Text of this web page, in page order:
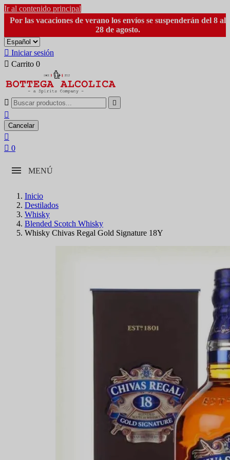
Ir al contenido principal
Por las vacaciones de verano los envíos se suspenderán del 8 al
28 de agosto.
 Iniciar sesión
 Carrito 0
 

Cancelar

 0
MENÚ
Inicio
Destilados
Whisky
Blended Scotch Whisky
Whisky Chivas Regal Gold Signature 18Y